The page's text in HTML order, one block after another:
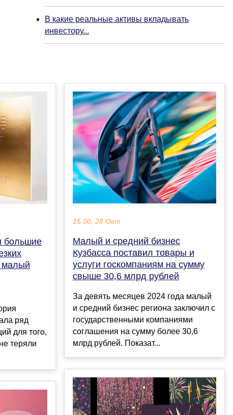
В какие реальные активы вкладывать
инвестору...
большие
малый
ряд
для того,
теряли
15:00, 28 Окт
Малый и средний бизнес
Кузбасса поставил товары и
услуги госкомпаниям на сумму
свыше 30,6 млрд рублей
За девять месяцев 2024 года малый
и средний бизнес региона заключил с
государственными компаниями
соглашения на сумму более 30,6
млрд рублей. Показат...